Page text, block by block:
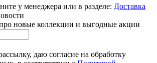
у менеджера или в разделе: Доставка
новые коллекции и выгодные акции
даю согласие на обработку